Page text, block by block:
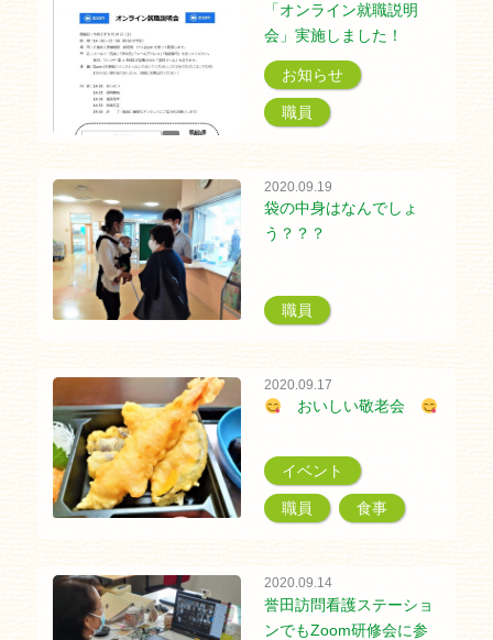
「オンライン就職説明
会」実施しました！
お知らせ
職員
2020.09.19
袋の中身はなんでしょ
う？？？
職員
2020.09.17
おいしい敬老会
イベント
職員 食事
2020.09.14
誉田訪問看護ステーショ
ンでもZoom研修会に参